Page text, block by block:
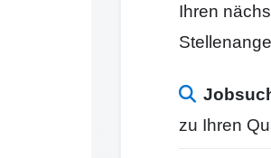
Ihren
zu Ihren